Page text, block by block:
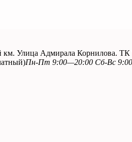
км. Улица Адмирала Корнилова.
Пн-Пт 9:00—20:00 Сб-Вс